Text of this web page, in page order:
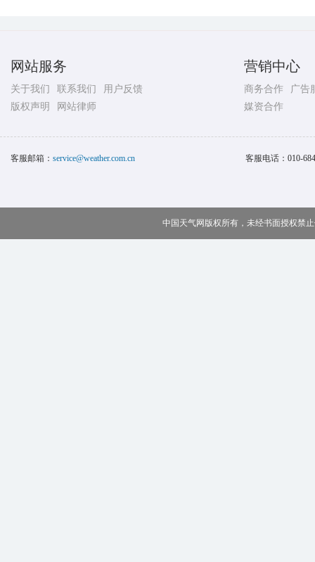
网站服务
关于我们 联系我们
用户反馈
版权声明
网站律师
营销中心
商务合作
广告
媒资合作
客服邮箱： service@weather.com.cn 客服电话： 010-
中国天气网版权所有，未经书面授权